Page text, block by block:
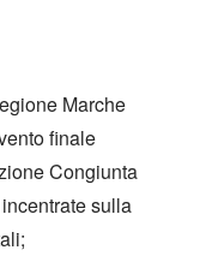
Marche
finale
Congiunta
sulla